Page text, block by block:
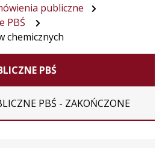
publiczne
PBŚ
chemicznych
PBŚ
PBŚ - ZAKOŃCZONE